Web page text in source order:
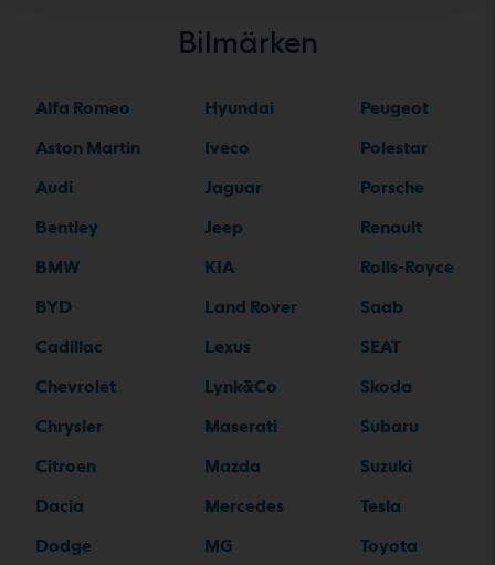
Bilmärken
Alfa Romeo
Aston Martin
Audi
Bentley
BMW
BYD
Cadillac
Chevrolet
Chrysler
Citroen
Dacia
Dodge
Hyundai
Iveco
Jaguar
Jeep
KIA
Land Rover
Lexus
Lynk&Co
Maserati
Mazda
Mercedes
MG
Peugeot
Polestar
Porsche
Renault
Rolls-Royce
Saab
SEAT
Skoda
Subaru
Suzuki
Tesla
Toyota